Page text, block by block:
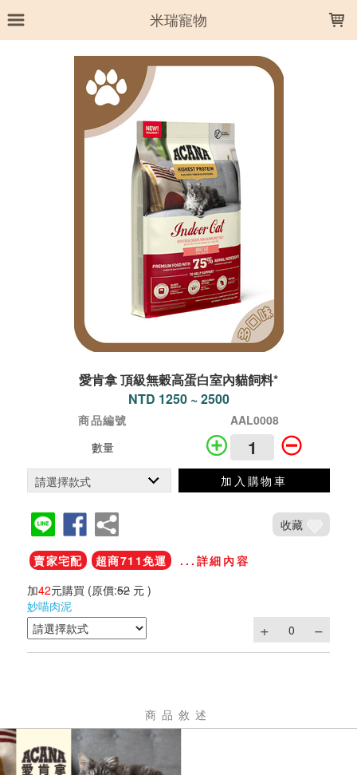
米瑞寵物
愛肯拿 頂級無穀高蛋白室內貓飼料*
NTD 1250 ~ 2500
商品編號
AAL0008
數量
加入購物車
收藏
賣家宅配 超商711免運
...詳細內容
加42元購買 (原價:52 元 )
妙喵肉泥
商品敘述